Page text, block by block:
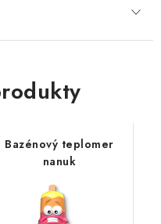
Bazénový teplomer
nanuk